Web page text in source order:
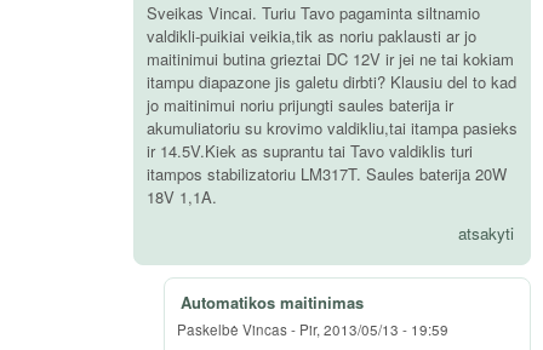
Sveikas Vincai. Turiu Tavo pagaminta siltnamio
valdikli-puikiai veikia,tik as noriu paklausti ar jo
maitinimui butina grieztai DC 12V ir jei ne tai kokiam
itampu diapazone jis galetu dirbti? Klausiu del to kad
jo maitinimui noriu prijungti saules baterija ir
akumuliatoriu su krovimo valdikliu,tai itampa pasieks
ir 14.5V.Kiek as suprantu tai Tavo valdiklis turi
itampos stabilizatoriu LM317T. Saules baterija 20W
18V 1,1A.
atsakyti
Automatikos maitinimas
Paskelbė Vincas- Pir, 2013/05/13 - 19:59